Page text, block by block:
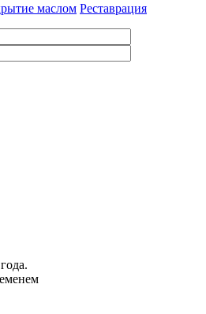
маслом Реставрация